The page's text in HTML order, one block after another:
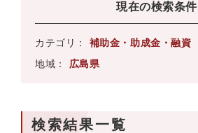
現在の検索条件
カテゴリ：
補助金・助成金・融資
地域：
広島県
検索結果一覧